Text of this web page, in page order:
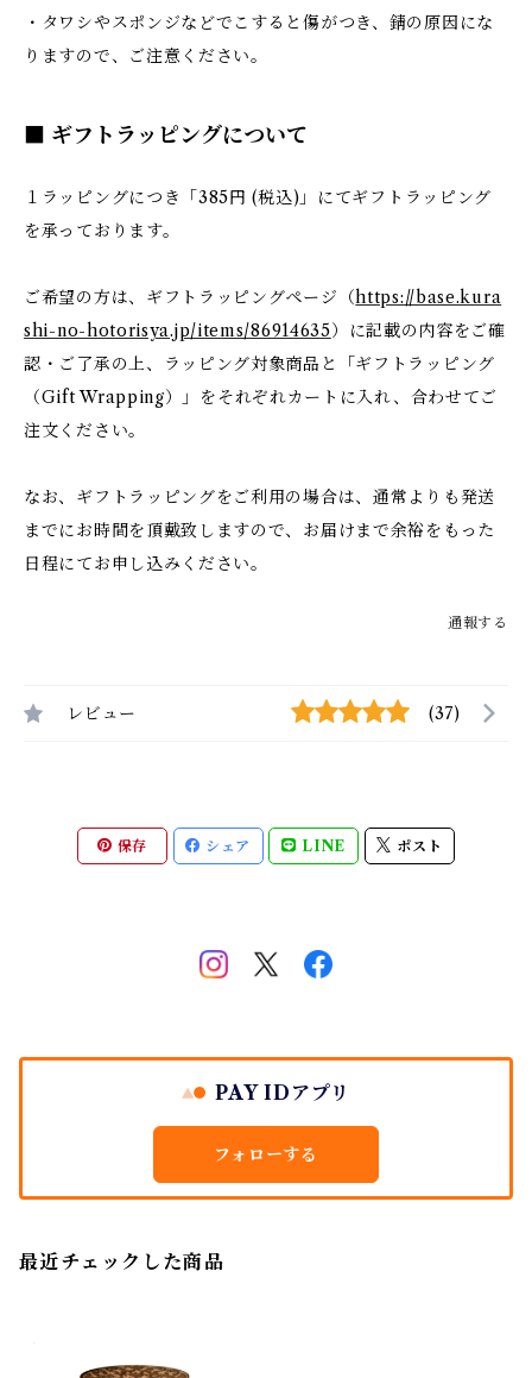
・タワシやスポンジなどでこすると傷がつき、錆の原因にな
りますので、ご注意ください。
■ ギフトラッピングについて
１ラッピングにつき「385円 (税込)」にてギフトラッピング
を承っております。
ご希望の方は、ギフトラッピングページ（https://base.kura
shi-no-hotorisya.jp/items/86914635）に記載の内容をご確
認・ご了承の上、ラッピング対象商品と「ギフトラッピング
（Gift Wrapping）」をそれぞれカートに入れ、合わせてご
注文ください。
なお、ギフトラッピングをご利用の場合は、通常よりも発送
までにお時間を頂戴致しますので、お届けまで余裕をもった
日程にてお申し込みください。
通報する
レビュー (37)
保存 シェア LINE ポスト
PAY IDアプリ
フォローする
最近チェックした商品